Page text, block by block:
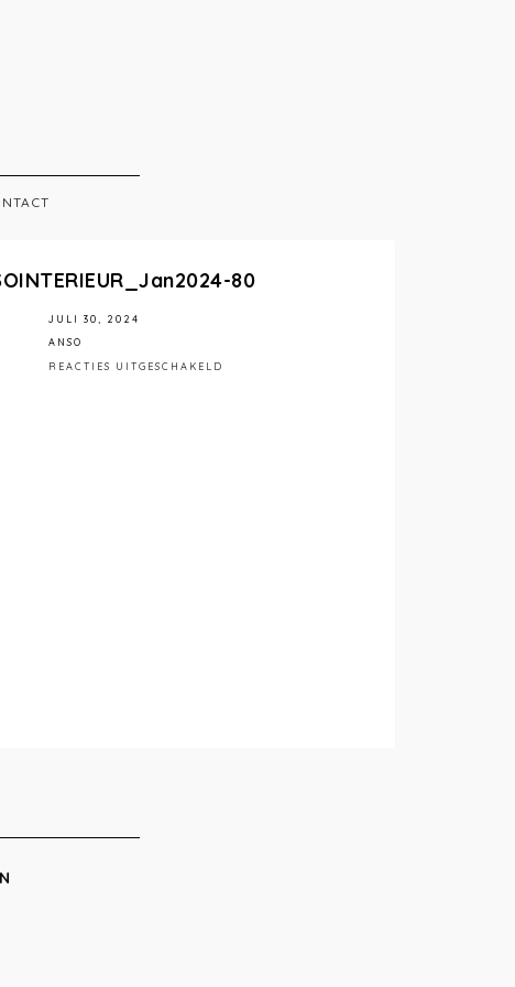
80
JULI 30, 2024
ANSO
REACTIES UITGESCHAKELD